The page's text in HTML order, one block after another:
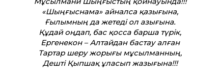
«Шыңғыснама» айналса қазығына,
Ғылымның да жетеді ол азығына.
Құдай оңдап, бас қосса барша түрік,
Ергенекон – Алтайдан бастау алған
Тартар шеру жорығы мұсылманның,
Дешті Қыпшақ ұласып жазығына!!!